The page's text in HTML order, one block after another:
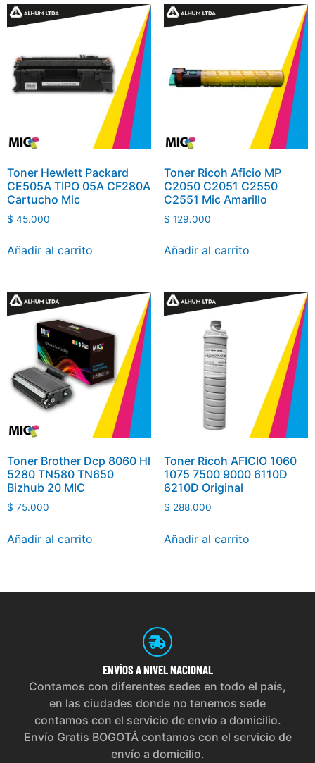
Toner Hewlett Packard
CE505A TIPO 05A CF280A
Cartucho Mic
$ 45.000
Añadir al carrito
Toner Ricoh Aficio MP
C2050 C2051 C2550
C2551 Mic Amarillo
$ 129.000
Añadir al carrito
Toner Brother Dcp 8060 Hl
5280 TN580 TN650
Bizhub 20 MIC
$ 75.000
Añadir al carrito
Toner Ricoh AFICIO 1060
1075 7500 9000 6110D
6210D Original
$ 288.000
Añadir al carrito
ENVÍOS A NIVEL NACIONAL
Contamos con diferentes sedes en todo el país,
en las ciudades donde no tenemos sede
contamos con el servicio de envío a domicilio.
Envío Gratis BOGOTÁ contamos con el servicio de
envío a domicilio.